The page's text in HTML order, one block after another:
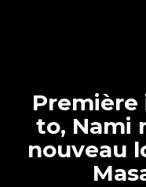
Première
to, Nami
nouveau